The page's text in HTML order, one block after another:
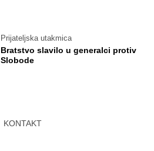
Prijateljska utakmica
Bratstvo slavilo u generalci protiv
Slobode
KONTAKT